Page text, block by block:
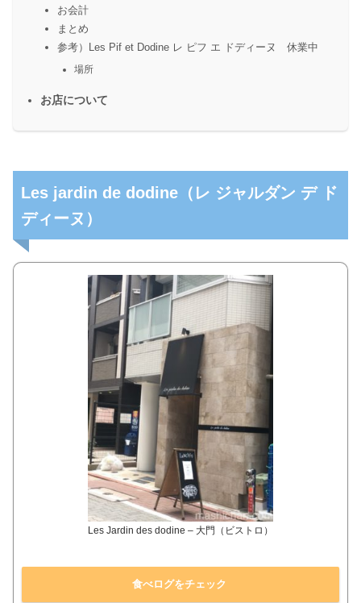
お会計
まとめ
参考）Les Pif et Dodine レ ピフ エ ドディーヌ 休業中
場所
お店について
Les jardin de dodine（レ ジャルダン デ ド
ディーヌ）
Les Jardin des dodine – 大門（ビストロ）
食べログをチェック